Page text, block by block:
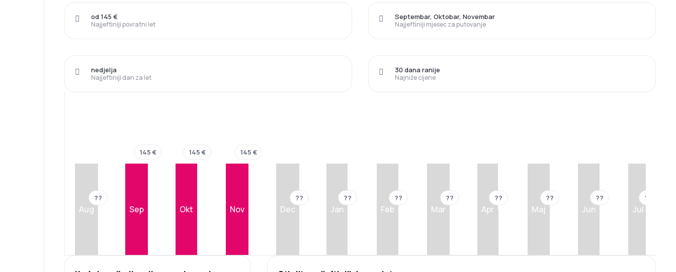
Najjeftiniji povratni let
od 145 €
Najjeftiniji mjesec za putovanje
Septembar, Oktobar, Novembar
Najjeftiniji dan za let
nedjelja
Najniže cijene
30 dana ranije
Aug
??
Sep
145 €
Okt
145 €
Nov
145 €
Dec
??
Jan
??
Feb
??
Mar
??
Apr
??
Maj
??
Jun
??
Jul
??